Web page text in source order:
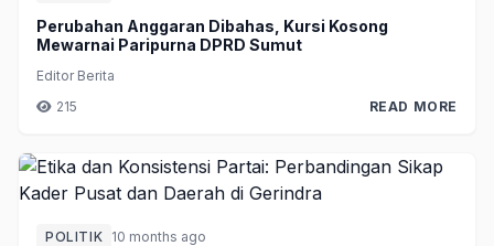
Perubahan Anggaran Dibahas, Kursi Kosong
Mewarnai Paripurna DPRD Sumut
Editor Berita
215
READ MORE
POLITIK 10 months ago